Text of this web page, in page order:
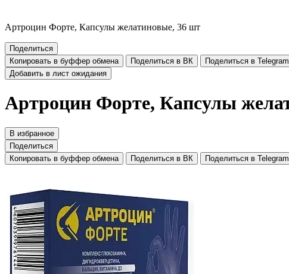
Артроцин Форте, Капсулы желатиновые, 36 шт
Поделиться
Копировать в буффер обмена
Поделиться в ВК
Поделиться в Telegram
Добавить в лист ожидания
Артроцин Форте, Капсулы
В избранное
Поделиться
Копировать в буффер обмена
Поделиться в ВК Поделиться в Telegram